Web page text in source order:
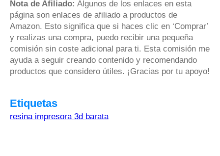
Nota de Afiliado: Algunos de los enlaces en esta
página son enlaces de afiliado a productos de
Amazon. Esto significa que si haces clic en ‘Comprar’
y realizas una compra, puedo recibir una pequeña
comisión sin coste adicional para ti. Esta comisión me
ayuda a seguir creando contenido y recomendando
productos que considero útiles. ¡Gracias por tu apoyo!
Etiquetas
resina impresora 3d barata